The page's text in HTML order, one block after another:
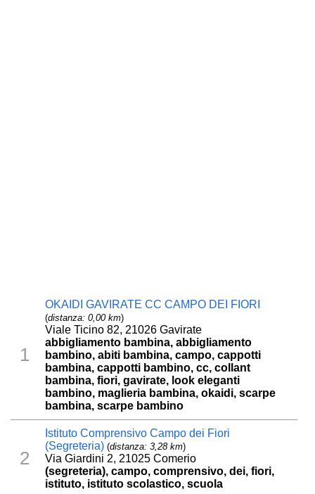
1
OKAIDI GAVIRATE CC CAMPO DEI FIORI
(distanza: 0,00 km)
Viale Ticino 82, 21026 Gavirate
abbigliamento bambina, abbigliamento
bambino, abiti bambina, campo, cappotti
bambina, cappotti bambino, cc, collant
bambina, fiori, gavirate, look eleganti
bambino, maglieria bambina, okaidi, scarpe
bambina, scarpe bambino
2
Istituto Comprensivo Campo dei Fiori
(Segreteria) (distanza: 3,28 km)
Via Giardini 2, 21025 Comerio
(segreteria), campo, comprensivo, dei, fiori,
istituto, istituto scolastico, scuola